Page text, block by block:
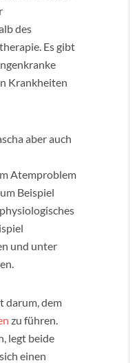
des
Es gibt
Krankheiten
aber auch
Atemproblem
Beispiel
und unter
darum, dem
zu führen.
legt beide
einen